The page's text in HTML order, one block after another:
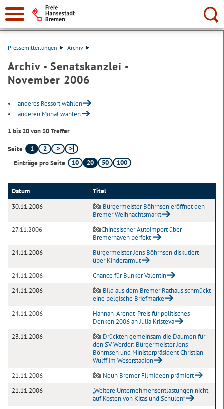
Suche:
Pressemitteilungen Archiv
Archiv - Senatskanzlei -
November 2006
anderes Ressort wählen
anderen Monat wählen
1 bis 20 von 30 Treffer
Seite 1
2
Einträge pro Seite
10 20 50 100
Datum
Titel
30.11.2006
Bürgermeister Böhrnsen eröffnet den
Bremer Weihnachtsmarkt
27.11.2006
Chinesischer Autoimport über
Bremerhaven perfekt
24.11.2006
Bürgermeister Jens Böhrnsen diskutiert
über Kinderarmut
24.11.2006
Chance für Bunker Valentin
24.11.2006
Bild aus dem Bremer Rathaus schmückt
eine belgische Briefmarke
24.11.2006
Hannah-Arendt-Preis für politisches
Denken 2006 an Julia Kristeva
23.11.2006
Drückten gemeinsam die Daumen für
den SV Werder: Bürgermeister Jens
Böhrnsen und Ministerpräsident Christian
Wulff im Weserstadion
21.11.2006
Neun Bremer Filmideen prämiert
21.11.2006
„Weitere Unternehmensentlastungen nicht
auf Kosten von Kitas und Schulen“